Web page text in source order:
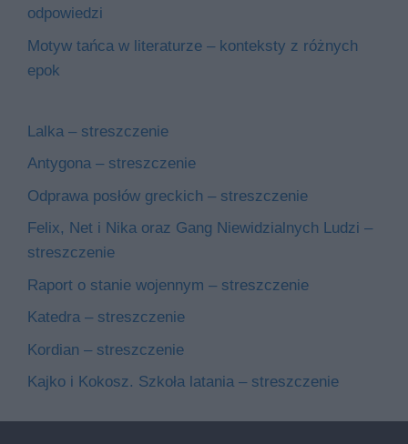
odpowiedzi
Motyw tańca w literaturze – konteksty z różnych
epok
Lalka – streszczenie
Antygona – streszczenie
Odprawa posłów greckich – streszczenie
Felix, Net i Nika oraz Gang Niewidzialnych Ludzi –
streszczenie
Raport o stanie wojennym – streszczenie
Katedra – streszczenie
Kordian – streszczenie
Kajko i Kokosz. Szkoła latania – streszczenie